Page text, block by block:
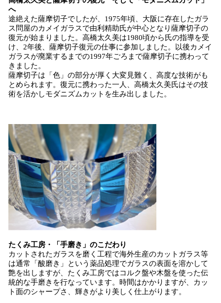
へ
途絶えた薩摩切子でしたが、1975年頃、大阪に存在したガラ
ス問屋のカメイガラスで由利精助氏が中心となり薩摩切子の
復元が始まりました。高橋太久美は1980頃から氏の指導を受
け、2年後、薩摩切子復元の仕事に参加しました。以後カメイ
ガラスが廃業するまでの1997年ごろまで薩摩切子に携わって
きました。
薩摩切子は「色」の部分が厚く大変見難く、高度な技術がも
とめられます。復元に携わった一人、高橋太久美氏はその技
術を活かしモダニズムカットを生み出しました。
たくみ工房・「手磨き」のこだわり
カットされたガラスを磨く工程で海外生産のカットガラス等
は通常「酸磨き」という薬品処理でガラスの表面を溶かして
艶を出しますが、たくみ工房ではコルク盤や木盤を使った伝
統的な手磨きを行なっています。時間はかかりますが、カッ
ト面のシャープさ、輝きがより美しく仕上がります。